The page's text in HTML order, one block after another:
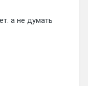
а не думать